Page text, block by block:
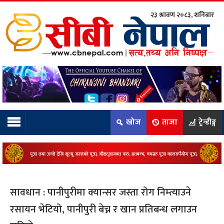
टिम:
२३ श्रावण २०८३, शनिबार
खोज ताजा ट्रेन्डीङ्ग
सावधान : पानीपुरीमा क्यान्सर जस्ता रोग निम्त्याउने
रसायन भेटियो, पानीपुरी बेच्न र खान प्रतिबन्ध लगाउन